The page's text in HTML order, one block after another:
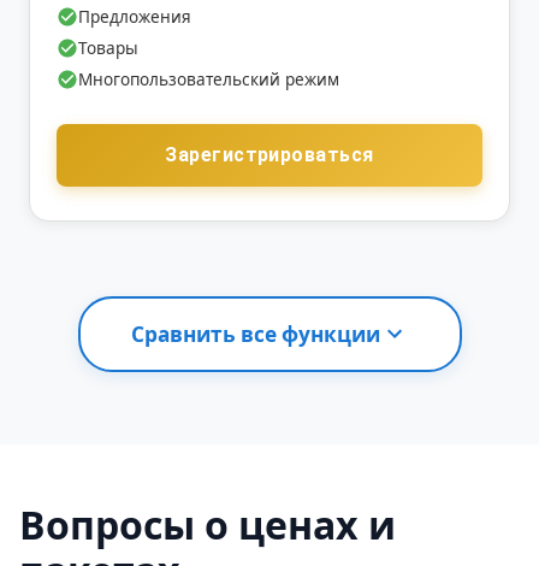
Предложения
Товары
Многопользовательский режим
Зарегистрироваться
Сравнить все функции
Вопросы о ценах и